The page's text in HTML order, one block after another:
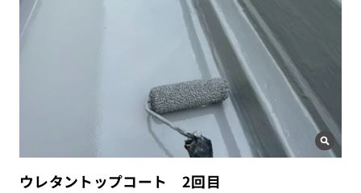
ウレタントップコート 2回目